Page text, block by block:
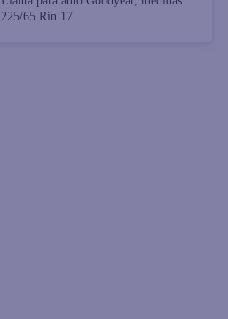
225/65 Rin 17